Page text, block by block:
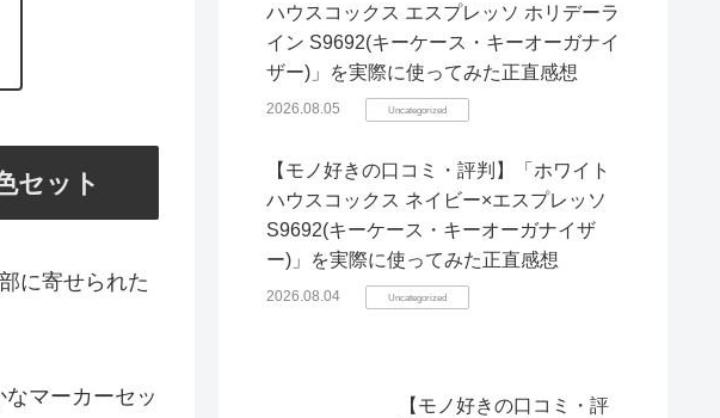
セット
に寄せられた
マーカーセッ
ハウスコックス エスプレッソ ホリデーラ
イン S9692(キーケース・キーオーガナイ
ザー)」を実際に使ってみた正直感想
2026.08.05 Uncategorized
【モノ好きの口コミ・評判】「ホワイト
ハウスコックス ネイビー×エスプレッソ
S9692(キーケース・キーオーガナイザ
ー)」を実際に使ってみた正直感想
2026.08.04 Uncategorized
【モノ好きの口コミ・評